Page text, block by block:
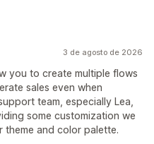
3 de agosto de 2026
you to create multiple flows
sales even when
team, especially Lea,
some customization we
and color palette.